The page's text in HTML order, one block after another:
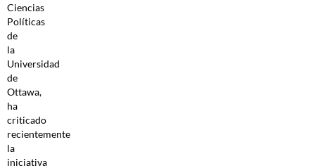
Ciencias
Políticas
de
la
Universidad
de
Ottawa,
ha
criticado
recientemente
la
iniciativa